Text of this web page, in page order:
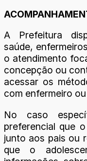
A Prefeitura
saúde,
o atendimento
concepção ou
acessar os
com enfermeiro
No caso
preferencial que
junto aos pais ou
que o